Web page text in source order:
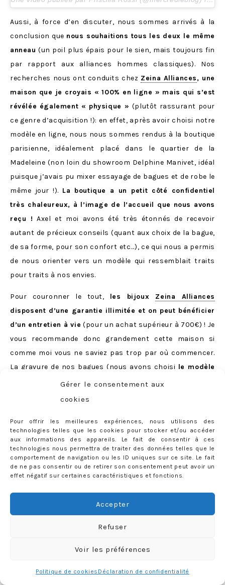
Gérer le consentement aux
cookies
Pour offrir les meilleures expériences, nous utilisons des
technologies telles que les cookies pour stocker et/ou accéder
aux informations des appareils. Le fait de consentir à ces
technologies nous permettra de traiter des données telles que le
comportement de navigation ou les ID uniques sur ce site. Le fait
de ne pas consentir ou de retirer son consentement peut avoir un
effet négatif sur certaines caractéristiques et fonctions.
Accepter
Refuser
Voir les préférences
Politique de cookies Déclaration de confidentialité
Aussi, à force d’en discuter, nous sommes arrivés à la
conclusion que nous souhaitions tous les deux le même
anneau (un poil plus épais pour le sien, mais toujours fin
par rapport aux alliances hommes classiques). Nos
recherches nous ont conduits chez Zeina Alliances, une
maison que je croyais « 100% en ligne » mais qui s’est
révélée également « physique » (plutôt rassurant pour
ce genre d’acquisition !): en effet, après avoir choisi notre
modèle en ligne, nous nous sommes rendus à la boutique
parisienne, idéalement placé dans le quartier de la
Madeleine (non loin du showroom Delphine Manivet, idéal
puisque j’avais pu mixer essayage de bagues et de robe le
même jour !). La boutique a un petit côté confidentiel
très chaleureux, à l’image de l’accueil que nous avons
reçu ! Axel et moi avons été très étonnés de recevoir
autant de précieux conseils (quant aux choix de la bague,
de sa forme, pour son confort etc…), ce qui nous a permis
de nous orienter vers un modèle qui ressemblait traits
pour traits à nos envies.
Pour couronner le tout, les bijoux Zeina Alliances
disposent d’une garantie illimitée et on peut bénéficier
d’un entretien à vie (pour un achat supérieur à 700€) ! Je
vous recommande donc grandement cette maison si
comme moi vous ne saviez pas trop par où commencer.
La gravure de nos bagues (nous avons choisi le modèle
) est elle-aussi gratuite, nous en avons bien
entendu profité pour inscrire quelques petits mots… qui